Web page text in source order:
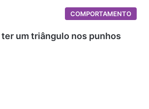
COMPORTAMENTO
um triângulo nos punhos